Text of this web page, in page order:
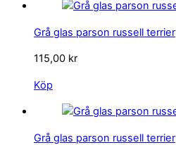
Grå glas parson russell terrier
115,00 kr
Köp
Grå glas parson russell terrier